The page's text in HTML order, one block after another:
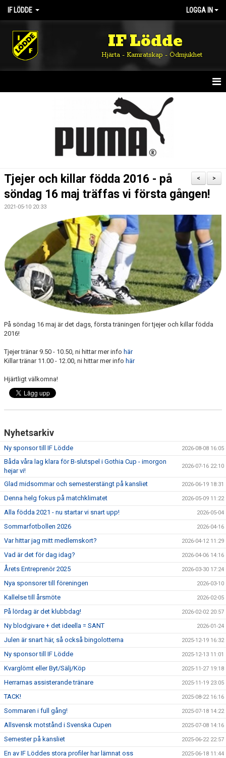
IF LÖDDE LOGGA IN
IF Lödde
Hjärta - Kamratskap - Ödmjukhet
MATCHER
DOKUMENT
KLUBBSHOPEN
MEDLEMSFÖRMÅNER
>
<
Tjejer och killar födda 2016 - på
söndag 16 maj träffas vi första gången!
2021-05-10 20:33
På söndag 16 maj är det dags, första träningen för tjejer och killar födda
2016!
Tjejer tränar 9.50 - 10.50, ni hittar mer info här
Killar tränar 11.00 - 12.00, ni hittar mer info här
Hjärtligt välkomna!
Nyhetsarkiv
Ny sponsor till IF Lödde 2026-08-08 16:05
Båda våra lag klara för B-slutspel i Gothia Cup - imorgon
hejar vi!
2026-07-16 22:10
Glad midsommar och semesterstängt på kansliet 2026-06-19 18:31
Denna helg fokus på matchklimatet 2026-05-09 11:22
Alla födda 2021 - nu startar vi snart upp! 2026-05-04
Sommarfotbollen 2026 2026-04-16
Var hittar jag mitt medlemskort? 2026-04-12 11:29
Vad är det för dag idag? 2026-04-06 14:16
Årets Entreprenör 2025 2026-03-30 17:24
Nya sponsorer till föreningen 2026-03-10
Kallelse till årsmöte 2026-02-05
På lördag är det klubbdag! 2026-02-02 20:57
Ny blodgivare + det ideella = SANT 2026-01-24
Julen är snart här, så också bingolotterna 2025-12-19 16:32
Ny sponsor till IF Lödde 2025-12-13 11:01
Kvarglömt eller Byt/Sälj/Köp 2025-11-27 19:18
Herrarnas assisterande tränare 2025-11-19 23:05
TACK! 2025-08-22 16:16
Sommaren i full gång! 2025-07-18 14:22
Allsvensk motstånd i Svenska Cupen 2025-07-08 14:16
Semester på kansliet 2025-06-22 22:57
En av IF Löddes stora profiler har lämnat oss 2025-06-18 11:44